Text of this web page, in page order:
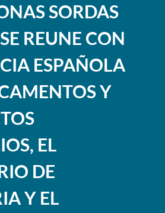
SORDAS
REUNE CON
ESPAÑOLA
Y
EL
DE
Y EL